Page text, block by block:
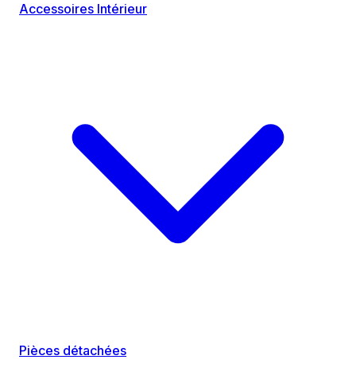
Accessoires Intérieur
Pièces détachées